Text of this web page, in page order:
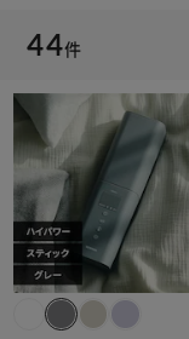
44件
※ご確認く
カートに